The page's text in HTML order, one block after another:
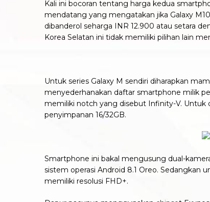
Kali ini bocoran tentang harga kedua
mendatang yang mengatakan jika Galaxy
dibanderol seharga INR 12.900 atau setara
Korea Selatan ini tidak memiliki pilihan lain
Untuk series Galaxy M sendiri diharapkan
menyederhanakan daftar smartphone milik
memiliki notch yang disebut Infinity-V. Untuk
penyimpanan 16/32GB.
Smartphone ini bakal mengusung dual-
sistem operasi Android 8.1 Oreo. Sedangkan
memiliki resolusi FHD+.